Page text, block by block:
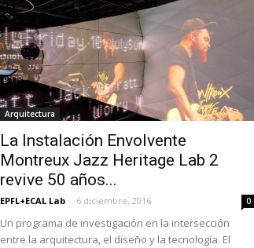
Arquitectura
La Instalación Envolvente
Montreux Jazz Heritage Lab 2
revive 50 años...
EPFL+ECAL Lab - 6 diciembre, 2016 0
Un programa de investigación en la intersección
entre la arquitectura, el diseño y la tecnología. El